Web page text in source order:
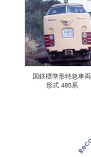
国鉄標準形特急車両
形式 485系